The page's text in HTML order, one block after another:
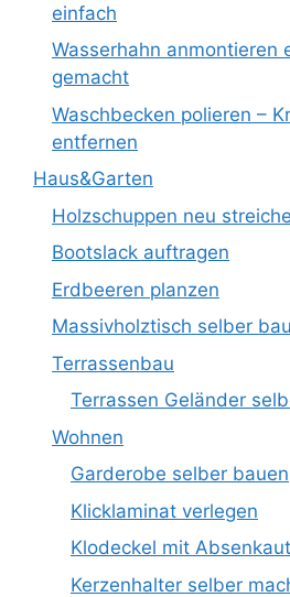
einfach
Wasserhahn anmontieren
gemacht
Waschbecken polieren –
entfernen
Haus&Garten
Holzschuppen neu
Bootslack auftragen
Erdbeeren planzen
Massivholztisch selber
Terrassenbau
Terrassen Geländer
Wohnen
Garderobe selber bauen
Klicklaminat verlegen
Klodeckel mit
Kerzenhalter selber